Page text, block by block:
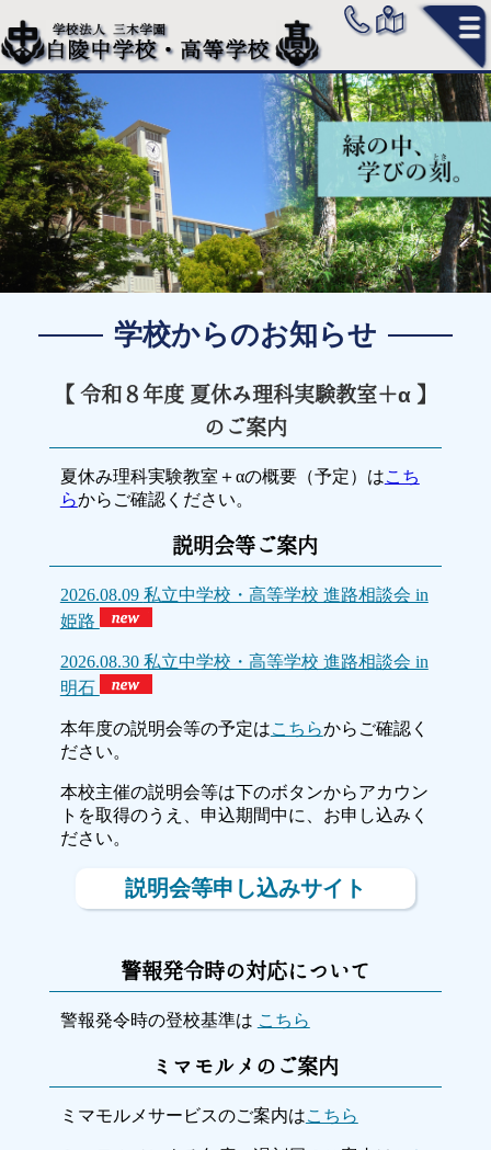
学校からのお知らせ
【 令和８年度 夏休み理科実験教室＋α 】
のご案内
夏休み理科実験教室＋αの概要（予定）はこち
らからご確認ください。
説明会等ご案内
2026.08.09 私立中学校・高等学校 進路相談会 in
姫路
2026.08.30 私立中学校・高等学校 進路相談会 in
明石
本年度の説明会等の予定はこちらからご確認く
ださい。
本校主催の説明会等は下のボタンからアカウン
トを取得のうえ、申込期間中に、お申し込みく
ださい。
説明会等申し込みサイト
警報発令時の対応について
警報発令時の登校基準は こちら
ミマモルメのご案内
ミマモルメサービスのご案内はこちら